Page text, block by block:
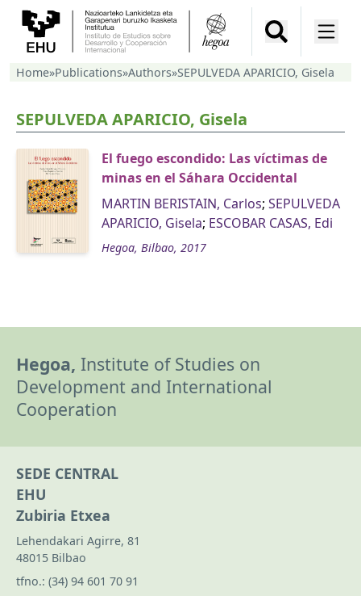
Home»Publications»Authors»SEPULVEDA APARICIO, Gisela
SEPULVEDA APARICIO, Gisela
El fuego escondido: Las víctimas de
minas en el Sáhara Occidental
MARTIN BERISTAIN, Carlos; SEPULVEDA
APARICIO, Gisela; ESCOBAR CASAS, Edi
Hegoa, Bilbao, 2017
Hegoa, Institute of Studies on
Development and International
Cooperation
SEDE CENTRAL
EHU
Zubiria Etxea
Lehendakari Agirre, 81
48015 Bilbao
tfno.: (34) 94 601 70 91